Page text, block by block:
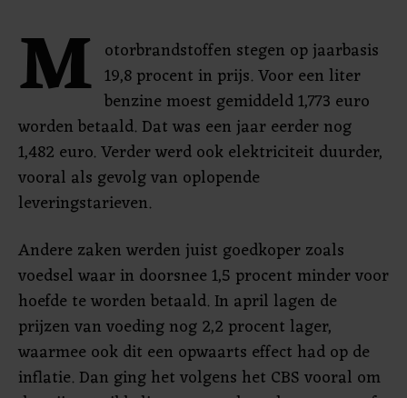
M otorbrandstoffen stegen op jaarbasis
19,8 procent in prijs. Voor een liter
benzine moest gemiddeld 1,773 euro
worden betaald. Dat was een jaar eerder nog
1,482 euro. Verder werd ook elektriciteit duurder,
vooral als gevolg van oplopende
leveringstarieven.
Andere zaken werden juist goedkoper zoals
voedsel waar in doorsnee 1,5 procent minder voor
hoefde te worden betaald. In april lagen de
prijzen van voeding nog 2,2 procent lager,
waarmee ook dit een opwaarts effect had op de
inflatie. Dan ging het volgens het CBS vooral om